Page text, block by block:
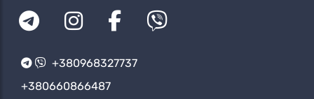
+380968327737
+380660866487